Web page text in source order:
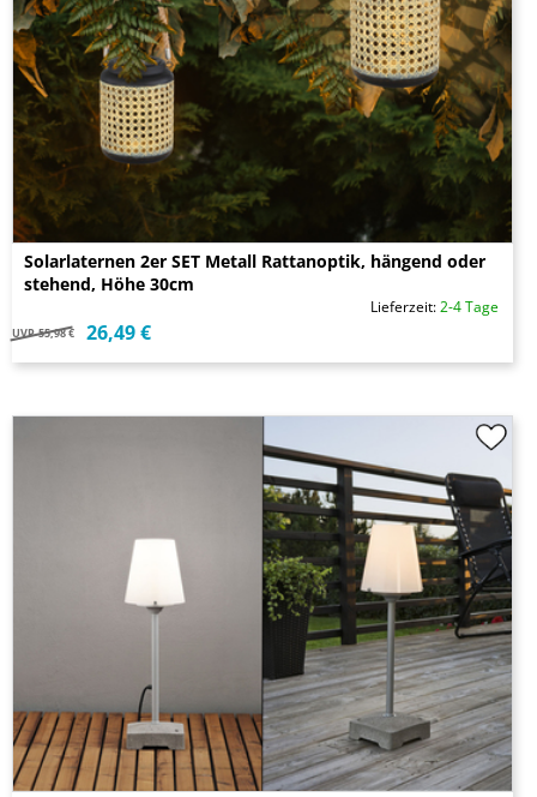
Solarlaternen 2er SET Metall Rattanoptik, hängend oder
stehend, Höhe 30cm
Lieferzeit:2-4 Tage
UVP 55,98 € 26,49 €